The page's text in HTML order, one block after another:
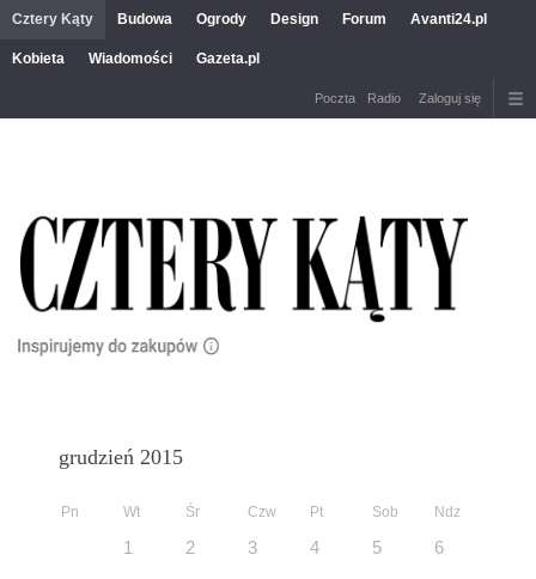
Cztery Kąty Budowa Ogrody Design Forum Avanti24.pl
Kobieta Wiadomości Gazeta.pl
Poczta Radio Zaloguj się
grudzień 2015
Pn Wt Śr Czw Pt Sob Ndz
1 2 3 4 5 6